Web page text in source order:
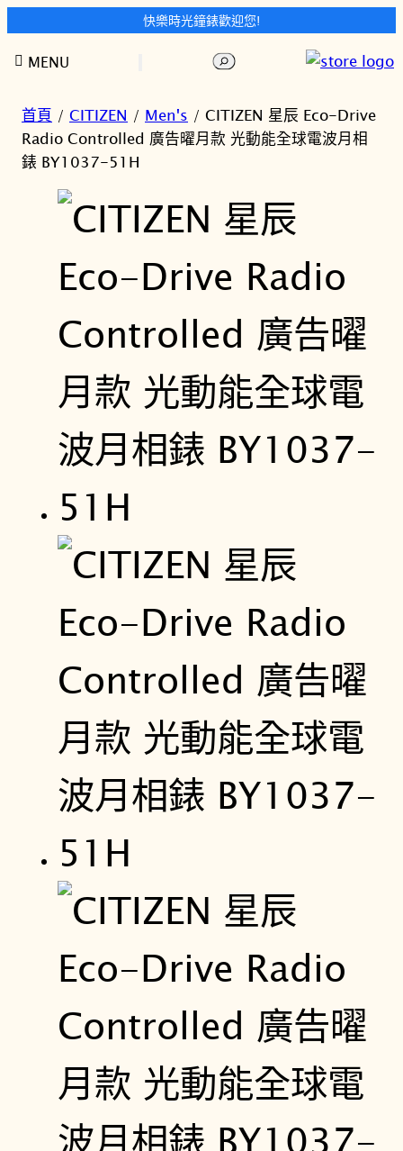
快樂時光鐘錶歡迎您!
至
搜
MENU
首頁 / CITIZEN / Men's / CITIZEN 星辰 Eco-Drive
Radio Controlled 廣告曜月款 光動能全球電波月相
錶 BY1037-51H